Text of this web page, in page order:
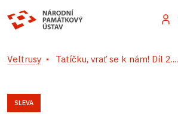
Veltrusy Tatíčku, vrať se k nám! Díl 2....
SLEVA